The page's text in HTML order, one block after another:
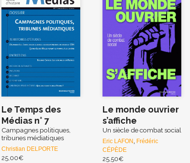
Le Temps des
Médias n° 7
Campagnes politiques,
tribunes médiatiques
Christian DELPORTE
25,00€
Le monde ouvrier
s’affiche
Un siècle de combat social
Eric LAFON Frédéric
CÉPÈDE
25,50€